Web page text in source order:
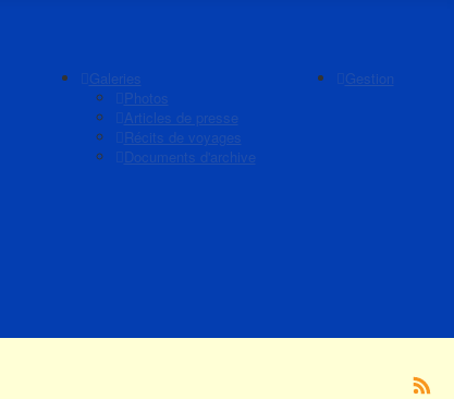
Galeries
Photos
Articles de presse
Récits de voyages
Documents d'archive
Gestion